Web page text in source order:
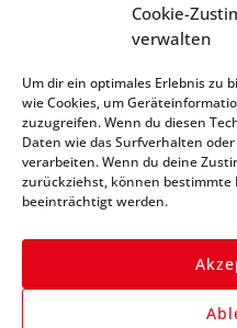
Cookie-
verwalten
Um dir ein optimales Erlebnis zu
wie Cookies, um
zuzugreifen. Wenn du diesen
Daten wie das Surfverhalten
verarbeiten. Wenn du deine
zurückziehst, können
beeinträchtigt werden.
* alle Preise netto, zzgl. MwSt.
Newsletter
immer auf